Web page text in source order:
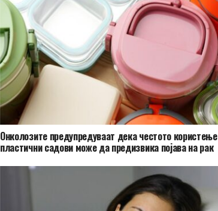
Онколозите предупредуваат дека честото користење
пластични садови може да предизвика појава на рак